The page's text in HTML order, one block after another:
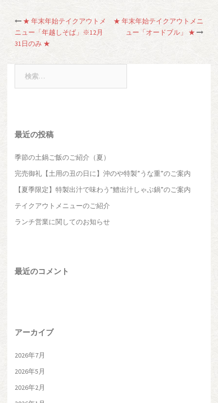
投
稿
ナ
ー
シ
ョ
ン
★ 年末年始テイクアウトメ
ニュー「年越しそば」※12月
31日のみ ★
★ 年末年始テイクアウトメニ
ュー「オードブル」 ★
最近の投稿
季節の土鍋ご飯のご紹介（夏）
完売御礼【土用の丑の日に】沖のや特製”うな重”のご案内
【夏季限定】特製出汁で味わう”鱧出汁しゃぶ鍋”のご案内
テイクアウトメニューのご紹介
ランチ営業に関してのお知らせ
最近のコメント
アーカイブ
2026年7月
2026年5月
2026年2月